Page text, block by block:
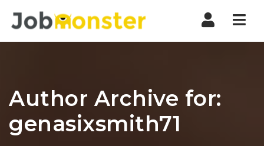
Author Archive for:
genasixsmith71